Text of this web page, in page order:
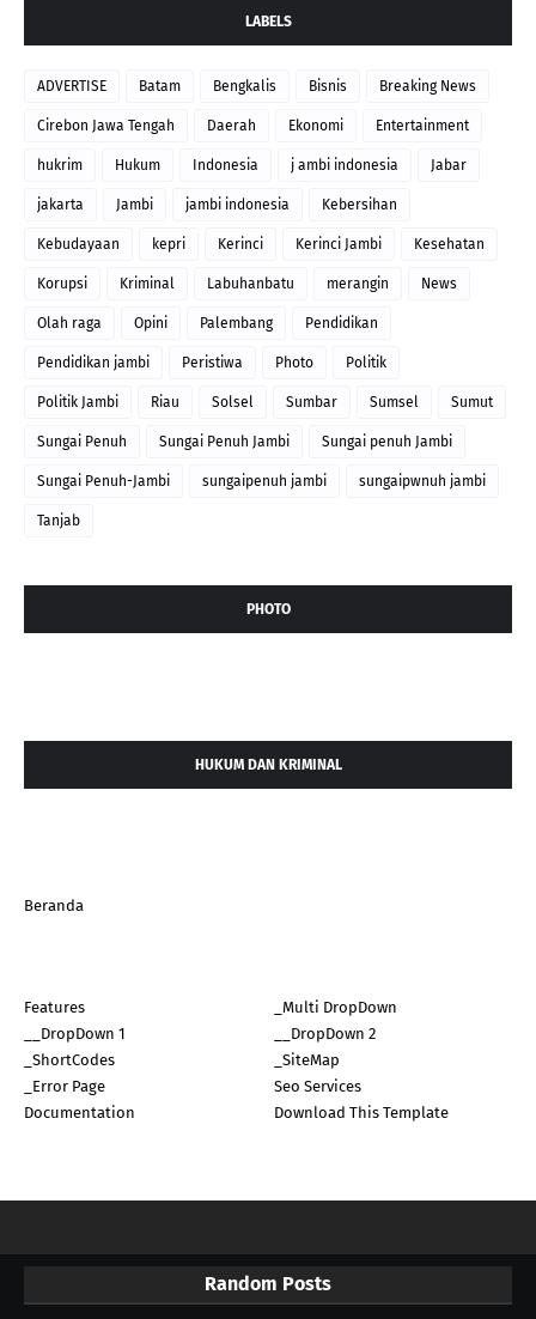
LABELS
ADVERTISE Batam Bengkalis Bisnis Breaking News
Cirebon Jawa Tengah Daerah Ekonomi Entertainment
hukrim Hukum Indonesia j ambi indonesia Jabar
jakarta Jambi jambi indonesia Kebersihan
Kebudayaan kepri Kerinci Kerinci Jambi Kesehatan
Korupsi Kriminal Labuhanbatu merangin News
Olah raga Opini Palembang Pendidikan
Pendidikan jambi Peristiwa Photo Politik
Politik Jambi Riau Solsel Sumbar Sumsel Sumut
Sungai Penuh Sungai Penuh Jambi Sungai penuh Jambi
Sungai Penuh-Jambi sungaipenuh jambi sungaipwnuh jambi
Tanjab
PHOTO
HUKUM DAN KRIMINAL
Beranda
Features
_Multi DropDown
__DropDown 1
__DropDown 2
_ShortCodes
_SiteMap
_Error Page
Seo Services
Documentation
Download This Template
Random Posts